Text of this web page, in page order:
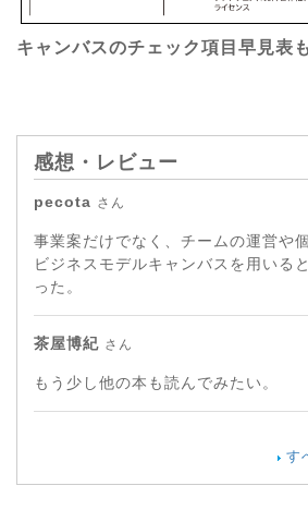
キャンバスのチェック項目早見表
感想・レビュー
pecota さん
事業案だけでなく、チームの運営や
ビジネスモデルキャンバスを用いる
った。
茶屋博紀 さん
もう少し他の本も読んでみたい。
す